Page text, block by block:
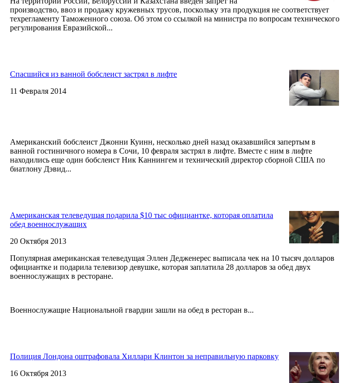
производство, ввоз и продажу кружевных трусов, поскольку эта продукция не соответствует
техрегламенту Таможенного союза. Об этом со ссылкой на министра по вопросам технического
регулирования Евразийской...
Спасшийся из ванной бобслеист застрял в лифте
11 Февраля 2014
Американский бобслеист Джонни Куинн, несколько дней назад оказавшийся запертым в
ванной гостиничного номера в Сочи, 10 февраля застрял в лифте. Вместе с ним в лифте
находились еще один бобслеист Ник Каннингем и технический директор сборной США по
биатлону Дэвид...
Американская телеведущая подарила $10 тыс официантке, которая оплатила
обед военнослужащих
20 Октября 2013
Популярная американская телеведущая Эллен Дедженерес выписала чек на 10 тысяч долларов
официантке и подарила телевизор девушке, которая заплатила 28 долларов за обед двух
военнослужащих в ресторане.
Военнослужащие Национальной гвардии зашли на обед в ресторан в...
Полиция Лондона оштрафовала Хиллари Клинтон за неправильную парковку
16 Октября 2013